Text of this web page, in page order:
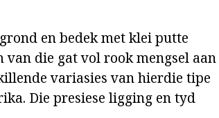
en bedek met klei putte
die gat vol rook mengsel aan
variasies van hierdie tipe
Die presiese ligging en tyd